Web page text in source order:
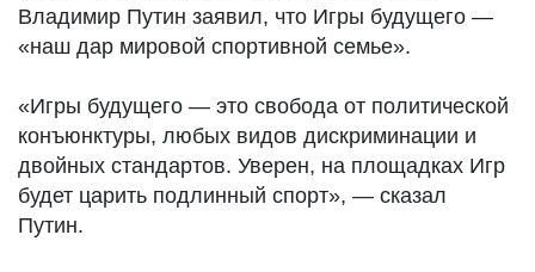
Владимир Путин заявил, что Игры будущего —
«наш дар мировой спортивной семье».
«Игры будущего — это свобода от политической
конъюнктуры, любых видов дискриминации и
двойных стандартов. Уверен, на площадках Игр
будет царить подлинный спорт», — сказал
Путин.